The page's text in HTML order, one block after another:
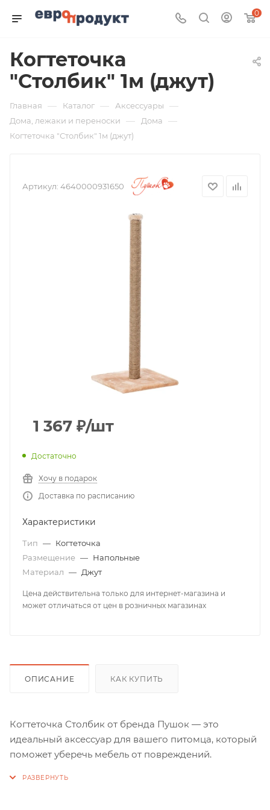
0
Когтеточка
"Столбик" 1м (джут)
Главная — Каталог — Аксессуары —
Дома, лежаки и переноски — Дома —
Когтеточка "Столбик" 1м (джут)
Артикул: 4640000931650
1 367 ₽/шт
Достаточно
Хочу в подарок
Доставка по расписанию
Характеристики
Тип — Когтеточка
Размещение — Напольные
Материал — Джут
Цена действительна только для интернет-магазина и
может отличаться от цен в розничных магазинах
ОПИСАНИЕ КАК КУПИТЬ
Когтеточка Столбик от бренда Пушок — это
идеальный аксессуар для вашего питомца, который
поможет уберечь мебель от повреждений.